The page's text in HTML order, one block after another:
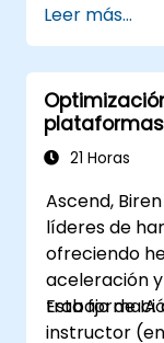
Aplicar
calidad
la IA de
Borde en
Leer más...
21 Horas
Ascend,
líderes de
ofreciendo
aceleración
trabajo de IA
Esta
instructor